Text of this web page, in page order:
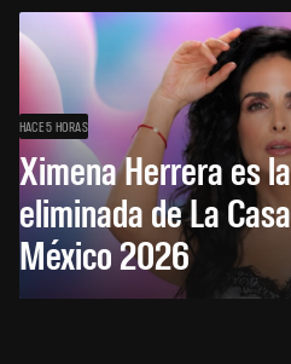
HACE 5 HORAS
Ximena Herrera es
eliminada de La
México 2026